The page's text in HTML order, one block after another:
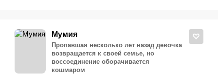
Мумия
Пропавшая несколько лет назад девочка
возвращается к своей семье, но
воссоединение оборачивается
кошмаром